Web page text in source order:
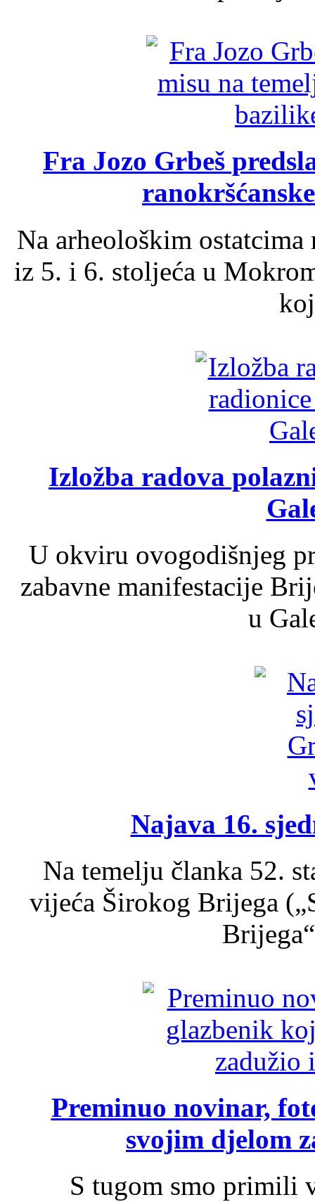
Fra Jozo Grbeš
Na arheološkim
iz 5. i 6. stoljeća u
Izložba radova
U okviru ovogodišnjeg
zabavne manifestacije
u
Najava 16.
Na temelju članka 52.
vijeća Širokog Brijega
Preminuo novinar,
svojim djelom
S tugom smo primili